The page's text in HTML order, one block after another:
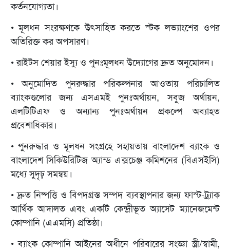
কর্তনযোগ্যতা।
• মূলধন সংরক্ষণকে উৎসাহিত করতে স্টক লভ্যাংশের ওপর
অতিরিক্ত কর অপসারণ।
• রাইটস শেয়ার ইস্যু ও পুনঃমূলধন উদ্যোগের দ্রুত অনুমোদন।
• অনুমোদিত পুনরুদ্ধার পরিকল্পনার আওতায় পরিচালিত
ব্যাংকগুলোর জন্য এসএমই পুনঃঅর্থায়ন, সবুজ অর্থায়ন,
এলটিটিএফ ও অন্যান্য পুনঃঅর্থায়ন প্রকল্পে অব্যাহত
প্রবেশাধিকার।
• পুনরুদ্ধার ও মূলধন সংগ্রহে সহায়তায় বাংলাদেশ ব্যাংক ও
বাংলাদেশ সিকিউরিটিজ অ্যান্ড এক্সচেঞ্জ কমিশনের (বিএসইসি)
মধ্যে সুদৃঢ় সমন্বয়।
• দ্রুত নিষ্পত্তি ও বিপদগ্রস্ত সম্পদ ব্যবস্থাপনার জন্য ফাস্ট-ট্র্যাক
আর্থিক আদালত এবং একটি কেন্দ্রীভূত অ্যাসেট ম্যানেজমেন্ট
কোম্পানি (এএমসি) প্রতিষ্ঠা।
• ব্যাংক কোম্পানি আইনের অধীনে পরিবারের সংজ্ঞা স্ত্রী/স্বামী,